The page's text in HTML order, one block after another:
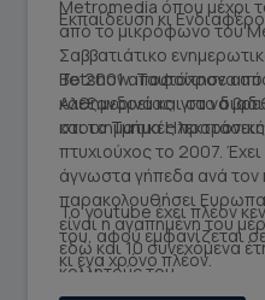
Metromedia όπου μέχρι
από το μικρόφωνο του
Σαββατιάτικο
Betshow. Ταυτόχρονα
καθημερινά και στο
στοιχηματικές
Εκπαίδευση κι
Το 2001 αποφοίτησε από
Αλεξανδρείας, για να
και το Τμήμα
πτυχιούχος το 2007.
άγνωστα γήπεδα ανά τον
παρακολουθήσει
είναι η αγαπημένη του
εδώ και 10 συνεχόμενα
κολλητούς του.
Το youtube έχει πλέον
του, αφού εμφανίζεται
κι ένα χρόνο πλέον.